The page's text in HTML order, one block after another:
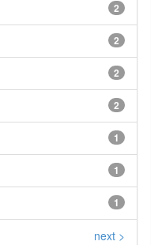
2
2
2
2
1
1
1
next >